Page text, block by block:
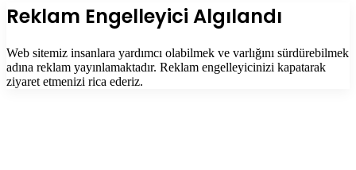
Kapalı
Reklam Engelleyici Algılandı
Web sitemiz insanlara yardımcı olabilmek ve varlığını sürdürebilmek
adına reklam yayınlamaktadır. Reklam engelleyicinizi kapatarak
ziyaret etmenizi rica ederiz.